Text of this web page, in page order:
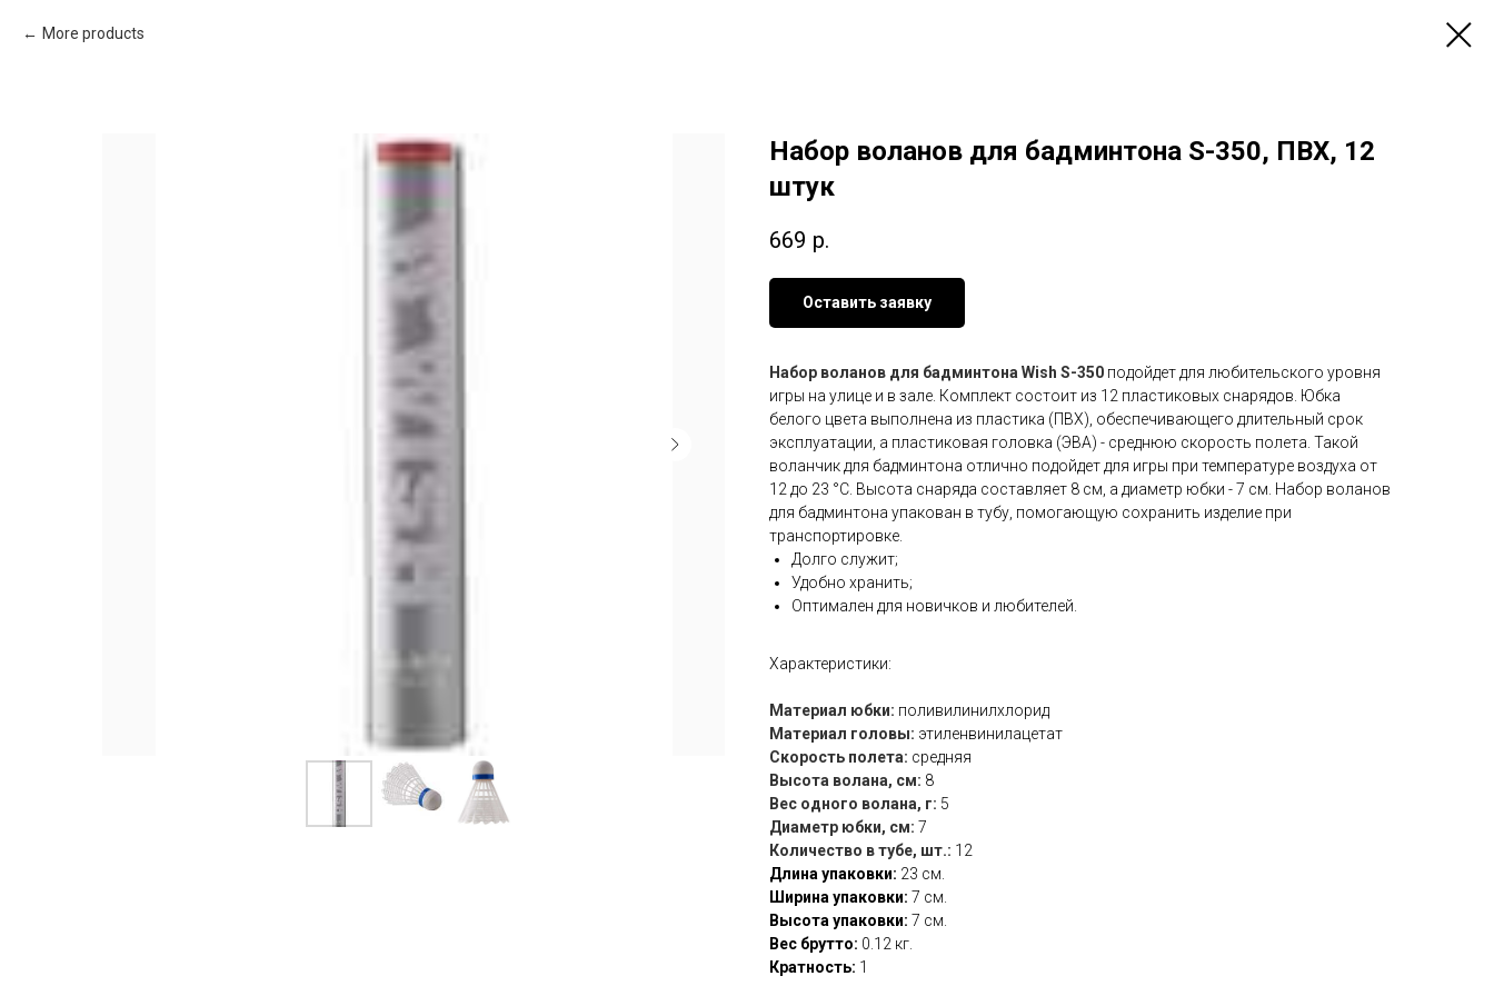
More products
Набор воланов для бадминтона S-350, ПВХ, 12
штук
669 р.
Оставить заявку
Набор воланов для бадминтона Wish S-350 подойдет для любительского уровня
игры на улице и в зале. Комплект состоит из 12 пластиковых снарядов. Юбка
белого цвета выполнена из пластика (ПВХ), обеспечивающего длительный срок
эксплуатации, а пластиковая головка (ЭВА) - среднюю скорость полета. Такой
воланчик для бадминтона отлично подойдет для игры при температуре воздуха от
12 до 23 °С. Высота снаряда составляет 8 см, а диаметр юбки - 7 см. Набор воланов
для бадминтона упакован в тубу, помогающую сохранить изделие при
транспортировке.
Долго служит;
Удобно хранить;
Оптимален для новичков и любителей.
Характеристики:
Материал юбки: поливилинилхлорид
Материал головы: этиленвинилацетат
Скорость полета: средняя
Высота волана, см: 8
Вес одного волана, г: 5
Диаметр юбки, см: 7
Количество в тубе, шт.: 12
Длина упаковки: 23 см.
Ширина упаковки: 7 см.
Высота упаковки: 7 см.
Вес брутто: 0.12 кг.
Кратность: 1